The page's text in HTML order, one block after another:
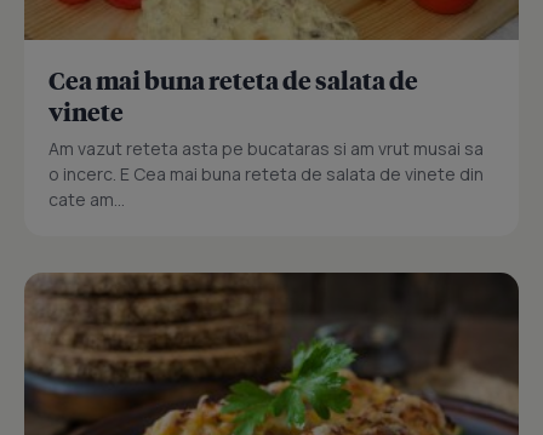
Cea mai buna reteta de salata de
vinete
Am vazut reteta asta pe bucataras si am vrut musai sa
o incerc. E Cea mai buna reteta de salata de vinete din
cate am...